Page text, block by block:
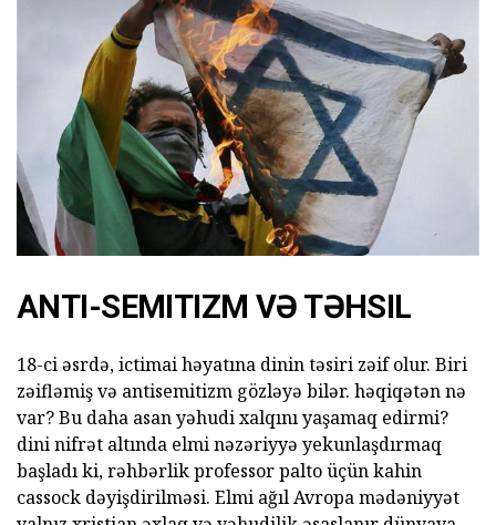
ANTI-SEMITIZM VƏ TƏHSIL
18-ci əsrdə, ictimai həyatına dinin təsiri zəif olur. Biri
zəifləmiş və antisemitizm gözləyə bilər. həqiqətən nə
var? Bu daha asan yəhudi xalqını yaşamaq edirmi?
dini nifrət altında elmi nəzəriyyə yekunlaşdırmaq
başladı ki, rəhbərlik professor palto üçün kahin
cassock dəyişdirilməsi. Elmi ağıl Avropa mədəniyyət